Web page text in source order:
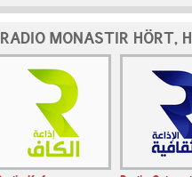
MONASTIR HÖRT,